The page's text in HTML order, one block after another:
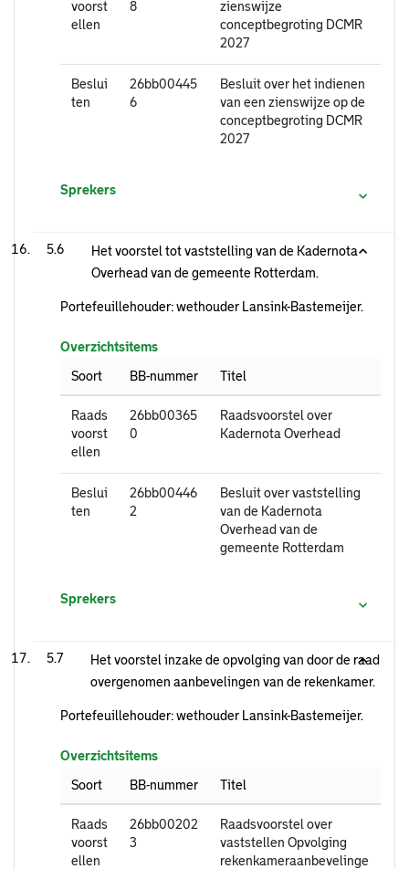
voorst
ellen
8
zienswijze
conceptbegroting DCMR
2027
Beslui
ten
26bb00445
6
Besluit over het indienen
van een zienswijze op de
conceptbegroting DCMR
2027
Sprekers
5.6
Het voorstel tot vaststelling van de Kadernota
Overhead van de gemeente Rotterdam.
Portefeuillehouder: wethouder Lansink-Bastemeijer.
Overzichtsitems
Soort
BB-nummer Titel
Raads
voorst
ellen
26bb00365
0
Raadsvoorstel over
Kadernota Overhead
Beslui
ten
26bb00446
2
Besluit over vaststelling
van de Kadernota
Overhead van de
gemeente Rotterdam
Sprekers
5.7
Het voorstel inzake de opvolging van door de raad
overgenomen aanbevelingen van de rekenkamer.
Portefeuillehouder: wethouder Lansink-Bastemeijer.
Overzichtsitems
Soort
BB-nummer Titel
Raads
voorst
ellen
26bb00202
3
Raadsvoorstel over
vaststellen Opvolging
rekenkameraanbevelinge